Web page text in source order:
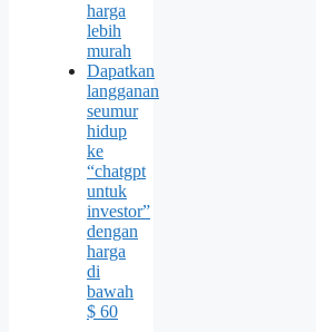
harga
lebih
murah
Dapatkan
langganan
seumur
hidup
ke
“chatgpt
untuk
investor”
dengan
harga
di
bawah
$ 60